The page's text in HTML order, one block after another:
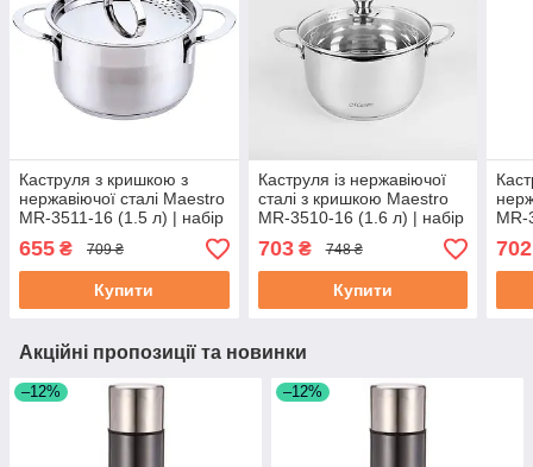
Каструля з кришкою з
нержавіючої сталі Maestro
MR-3511-16 (1.5 л) | набір
посуду Маестро | каструлі
Маестро
655 ₴ 709 ₴
Купити
Каструля із нержавіючої
сталі з кришкою Maestro
MR-3510-16 (1.6 л) | набір
посуду Маестро | каструлі
Маестро
703₴ 748 ₴
Купити
MR-
702
Акційні пропозиції та новинки
–12% –12%